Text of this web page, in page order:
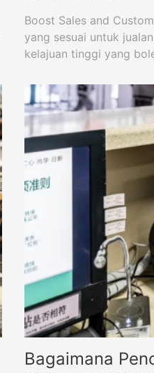
Boost Sales and
yang sesuai untuk
kelajuan tinggi yang
Bagaimana